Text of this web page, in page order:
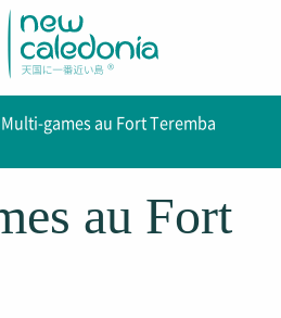
Multi-games au Fort Teremba
au Fort